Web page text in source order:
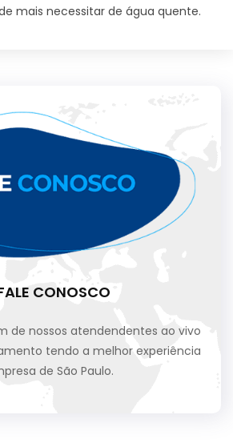
mais necessitar de água quente.
CONOSCO
de nossos atendendentes ao vivo
tendo a melhor experiência
de São Paulo.